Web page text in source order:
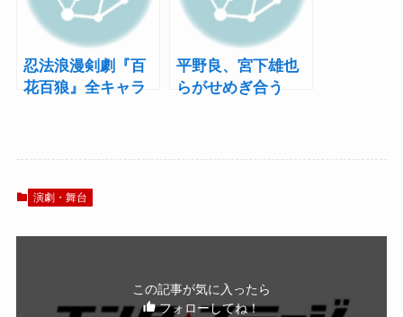
忍法浪漫剣劇『百
花百狼』全キャラ
平野良、宮下雄也
らがせめぎ合う
演劇・舞台
この記事が気に入ったら
フォローしてね！